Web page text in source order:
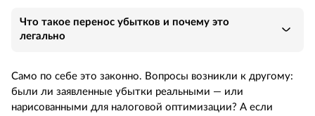
Что такое перенос убытков и почему это
легально
Само по себе это законно. Вопросы возникли к другому:
были ли заявленные убытки реальными — или
нарисованными для налоговой оптимизации? А если